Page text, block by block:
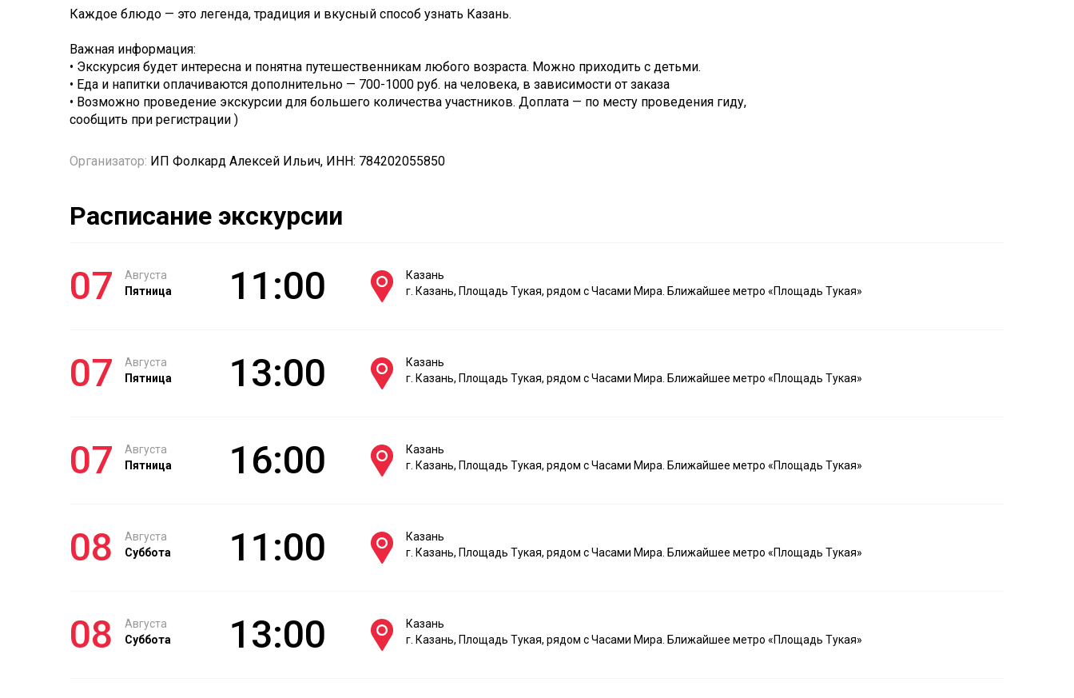
Каждое блюдо — это легенда, традиция и вкусный способ узнать Казань.
Важная информация:
• Экскурсия будет интересна и понятна путешественникам любого возраста. Можно приходить с детьми.
• Еда и напитки оплачиваются дополнительно — 700-1000 руб. на человека, в зависимости от заказа
• Возможно проведение экскурсии для большего количества участников. Доплата — по месту проведения гиду,
сообщить при регистрации )
Организатор: ИП Фолкард Алексей Ильич, ИНН: 784202055850
Расписание экскурсии
07
Августа
Пятница
11:00
Казань
г. Казань, Площадь Тукая, рядом с Часами Мира. Ближайшее метро «Площадь Тукая»
07
Августа
Пятница
13:00
Казань
г. Казань, Площадь Тукая, рядом с Часами Мира. Ближайшее метро «Площадь Тукая»
07
Августа
Пятница
16:00
Казань
г. Казань, Площадь Тукая, рядом с Часами Мира. Ближайшее метро «Площадь Тукая»
08
Августа
Суббота
11:00
Казань
г. Казань, Площадь Тукая, рядом с Часами Мира. Ближайшее метро «Площадь Тукая»
08
Августа
Суббота
13:00
Казань
г. Казань, Площадь Тукая, рядом с Часами Мира. Ближайшее метро «Площадь Тукая»